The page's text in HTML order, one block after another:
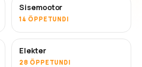
Sisemootor
14 ÕPPETUNDI
Elekter
28 ÕPPETUNDI